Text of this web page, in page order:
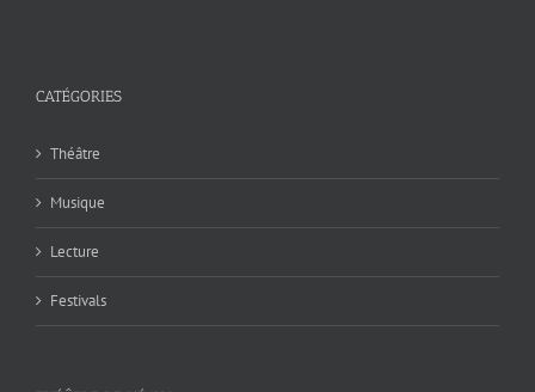
CATÉGORIES
Théâtre
Musique
Lecture
Festivals